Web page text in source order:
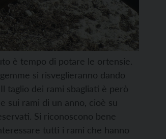
è tempo di potare le ortensie.
si risveglieranno dando
taglio dei rami sbagliati è però
sui rami di un anno, cioè su
Si riconoscono bene
tutti i rami che hanno